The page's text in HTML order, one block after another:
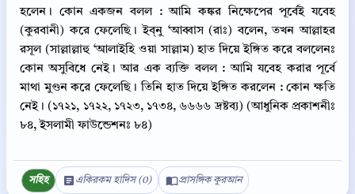
হলেন। কোন একজন বলল : আমি কঙ্কর নিক্ষেপের পূর্বেই যবেহ
(কুরবানী) করে ফেলেছি। ইব্‌নু ‘আব্বাস (রাঃ) বলেন, তখন আল্লাহর
রসূল (সাল্লাল্লাহু ‘আলাইহি ওয়া সাল্লাম) হাত দিয়ে ইঙ্গিত করে বললেনঃ
কোন অসুবিধে নেই। আর এক ব্যক্তি বলল : আমি যবেহ করার পূর্বে
মাথা মুণ্ডন করে ফেলেছি। তিনি হাত দিয়ে ইঙ্গিত করলেন : কোন ক্ষতি
নেই। (১৭২১, ১৭২২, ১৭২৩, ১৭৩৪, ৬৬৬৬ দ্রষ্টব্য) (আধুনিক প্রকাশনীঃ
৮৪, ইসলামী ফাউন্ডেশনঃ ৮৪)
সহিহ একিরকম হাদিস (0) প্রাসঙ্গিক কুরআন